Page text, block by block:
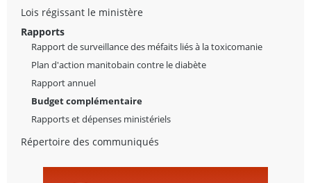
Lois régissant le ministère
Rapports
Rapport de surveillance des méfaits liés à la toxicomanie
Plan d'action manitobain contre le diabète
Rapport annuel
Budget complémentaire
Rapports et dépenses ministériels
Répertoire des communiqués